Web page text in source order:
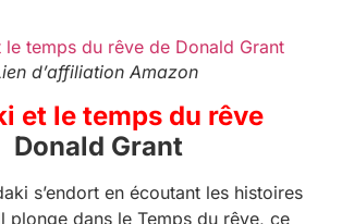
d’affiliation Amazon
et le temps du rêve
Donald Grant
s’endort en écoutant les histoires
plonge dans le Temps du rêve, ce